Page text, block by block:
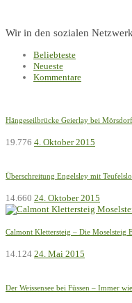
Wir in den sozialen
Beliebteste
Neueste
Kommentare
Hängeseilbrücke Geierlay bei
19.776 4. Oktober 2015
Überschreitung Engelsley mit
14.660 24. Oktober 2015
Calmont Klettersteig – Die Moselsteig
14.124 24. Mai 2015
Der Weissensee bei Füssen – Immer